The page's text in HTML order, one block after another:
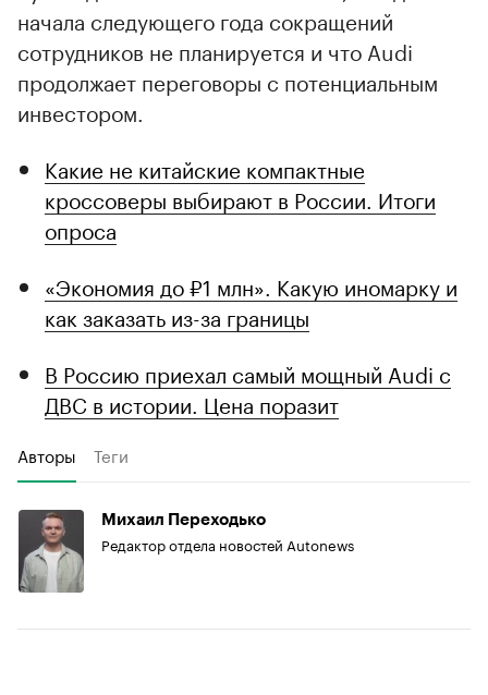
начала следующего года сокращений
сотрудников не планируется и что Audi
продолжает переговоры с потенциальным
инвестором.
Какие не китайские компактные
кроссоверы выбирают в России. Итоги
опроса
«Экономия до ₽1 млн». Какую иномарку и
как заказать из-за границы
В Россию приехал самый мощный Audi с
ДВС в истории. Цена поразит
Авторы Теги
Михаил Переходько
Редактор отдела новостей Autonews